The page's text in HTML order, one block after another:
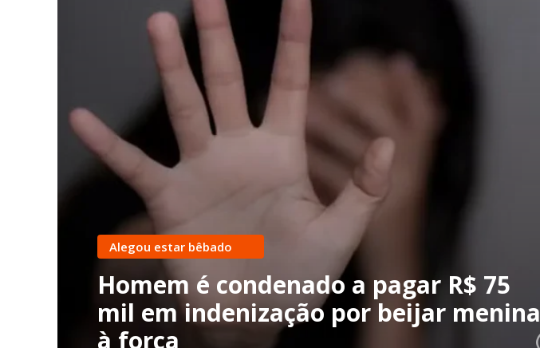
Alegou estar bêbado
Homem é condenado a pagar R$ 75
mil em indenização por beijar menina
à força